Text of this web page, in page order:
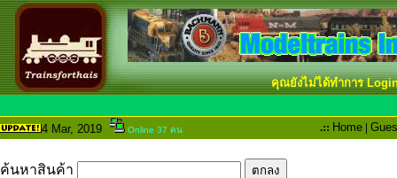
คุณยังไม่ได้ทำการ
4 Mar, 2019 Online 37 คน .:: Home |
ค้นหาสินค้า